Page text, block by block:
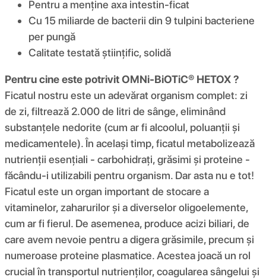
Pentru a menține axa intestin-ficat
Cu 15 miliarde de bacterii din 9 tulpini bacteriene
per pungă
Calitate testată științific, solidă
Pentru cine este potrivit OMNi-BiOTiC® HETOX ?
Ficatul nostru este un adevărat organism complet: zi
de zi, filtrează 2.000 de litri de sânge, eliminând
substanțele nedorite (cum ar fi alcoolul, poluanții și
medicamentele). În același timp, ficatul metabolizează
nutrienții esențiali - carbohidrați, grăsimi și proteine ​​-
făcându-i utilizabili pentru organism. Dar asta nu e tot!
Ficatul este un organ important de stocare a
vitaminelor, zaharurilor și a diverselor oligoelemente,
cum ar fi fierul. De asemenea, produce acizi biliari, de
care avem nevoie pentru a digera grăsimile, precum și
numeroase proteine ​​plasmatice. Acestea joacă un rol
crucial în transportul nutrienților, coagularea sângelui și